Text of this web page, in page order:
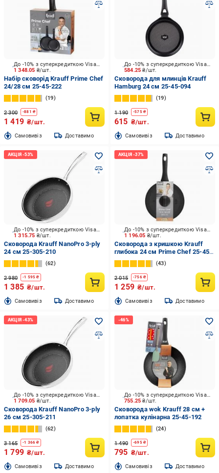
1 348.05 ₴/шт.
До -10% з суперкредиткою Visa Вигода
Набір сковорід Krauff Prime Chef
24/28 см 25-45-222
19
2 300 -881 ₴
1 419 ₴/шт.
Cамовивіз Доставимо
584.25₴/шт.
До -10% з суперкредиткою Visa Вигода
Сковорода для млинців Krauff
Hamburg 24 см 25-45-094
19
1 190 -575₴
615 ₴/шт.
Cамовивіз Доставимо
1 315.75 ₴/шт.
До -10% з суперкредиткою Visa Вигода
Сковорода Krauff NanoPro 3-ply
24 см 25-305-210
62
2 980 -1 595 ₴
1 385 ₴/шт.
Cамовивіз Доставимо
1 196.05 ₴/шт.
До -10% з суперкредиткою Visa Вигода
Сковорода з кришкою Krauff
глибока 24 см Prime Chef 25-45-
223
43
2 015 -756₴
1 259 ₴/шт.
Cамовивіз Доставимо
1 709.05 ₴/шт.
До -10% з суперкредиткою Visa Вигода
Сковорода Krauff NanoPro 3-ply
26 см 25-305-211
62
3 165 -1 366 ₴
1 799 ₴/шт.
Cамовивіз Доставимо
755.25₴/шт.
До -10% з суперкредиткою Visa Вигода
Сковорода wok Krauff 28 см +
лопатка кулінарна 25-45-192
24
1 490 -695₴
795 ₴/шт.
Cамовивіз Доставимо